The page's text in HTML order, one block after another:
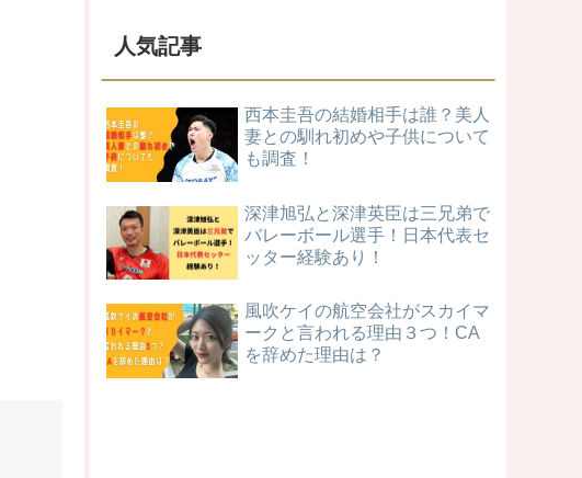
人気記事
西本圭吾の結婚相手は誰？美人
妻との馴れ初めや子供について
も調査！
深津旭弘と深津英臣は三兄弟で
バレーボール選手！日本代表セ
ッター経験あり！
風吹ケイの航空会社がスカイマ
ークと言われる理由３つ！CA
を辞めた理由は？